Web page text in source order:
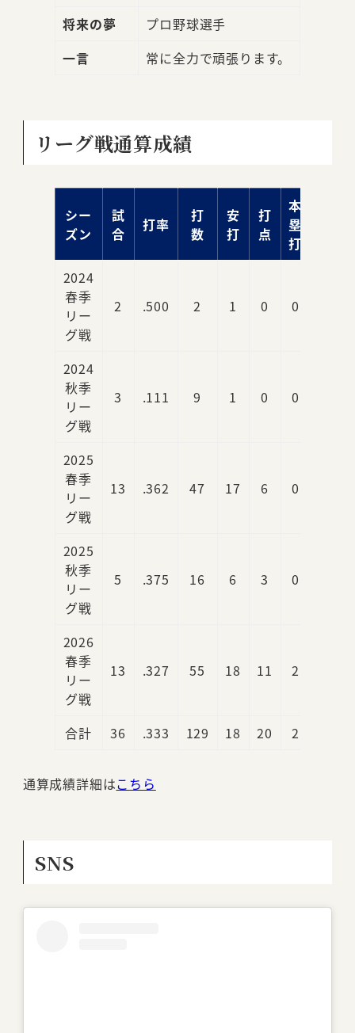
将来の夢
プロ野球選手
一言
常に全力で頑張ります。
リーグ戦通算成績
シー
ズン
試
合
打率
打
数
安
打
打
点
本
塁
打
2024
春季
リー
グ戦
2 .500 2 1 0 0
2024
秋季
リー
グ戦
3 .111 9 1 0 0
2025
春季
リー
グ戦
13 .362 47 17 6 0
2025
秋季
リー
グ戦
5 .375 16 6 3 0
2026
春季
リー
グ戦
13 .327 55 18 11 2
合計 36 .333 129 18 20 2
通算成績詳細はこちら
SNS